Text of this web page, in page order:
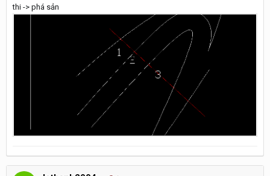
thi -> phá sản